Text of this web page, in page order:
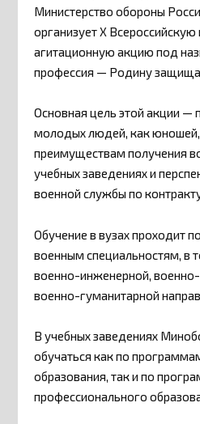
Министерство обороны
организует X
агитационную акцию под
профессия — Родину
Основная цель этой акции —
молодых людей, как юношей,
преимуществам получения
учебных заведениях и
военной службы по
Обучение в вузах проходит
военным специальностям, в
военно-инженерной,
военно-гуманитарной
В учебных заведениях
обучаться как по
образования, так и по
профессионального